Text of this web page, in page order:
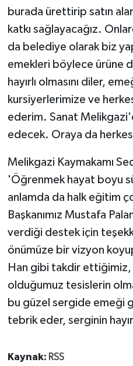
burada ürettirip satın
katkı sağlayacağız.
da belediye olarak biz
emekleri böylece ürüne
hayırlı olmasını diler,
kursiyerlerimize ve
ederim. Sanat
edecek. Oraya da
Melikgazi Kaymakamı
'Öğrenmek hayat boyu
anlamda da halk eğitim
Başkanımız Mustafa
verdiği destek için
önümüze bir vizyon
Han gibi takdir ettiğimiz,
olduğumuz tesislerin
bu güzel sergide emeği
tebrik eder, serginin
Kaynak: RSS